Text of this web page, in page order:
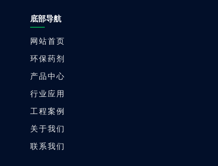
底部导航
网站首页
环保药剂
产品中心
行业应用
工程案例
关于我们
联系我们